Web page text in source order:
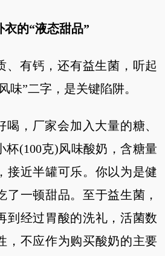
衣的“液态甜品”
、有钙，还有益生菌，听起
味”二字，是关键陷阱。
喝，厂家会加入大量的糖、
杯(100克)风味酸奶，含糖量
接近半罐可乐。你以为是健
了一顿甜品。至于益生菌，
到经过胃酸的洗礼，活菌数
，不应作为购买酸奶的主要